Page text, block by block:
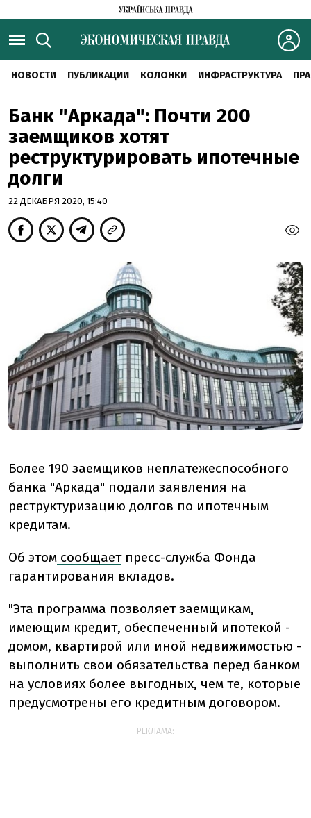
НОВОСТИ ПУБЛИКАЦИИ КОЛОНКИ ИНФРАСТРУКТУРА
Банк "Аркада": Почти 200
заемщиков хотят
реструктурировать ипотечные
долги
22 ДЕКАБРЯ 2020, 15:40
Более 190 заемщиков неплатежеспособного
банка "Аркада" подали заявления на
реструктуризацию долгов по ипотечным
кредитам.
Об этом сообщаетпресс-служба Фонда
гарантирования вкладов.
"Эта программа позволяет заемщикам,
имеющим кредит, обеспеченный ипотекой -
домом, квартирой или иной недвижимостью -
выполнить свои обязательства перед банком
на условиях более выгодных, чем те, которые
предусмотрены его кредитным договором.
РЕКЛАМА: